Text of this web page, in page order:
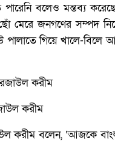
বলেও মন্তব্য
মেরে জনগণের সম্পদ
গিয়ে খালে-বিলে
করীম
করীম বলেন, ‘আজকে